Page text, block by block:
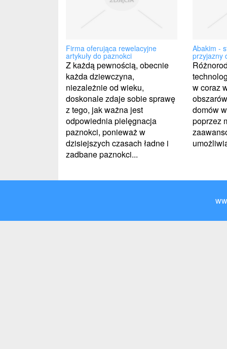
Firma oferująca rewelacyjne
artykuły do paznokci
Z każdą pewnością, obecnie
każda dziewczyna,
niezależnie od wieku,
doskonale zdaje sobie sprawę
z tego, jak ważna jest
odpowiednia pielęgnacja
paznokci, ponieważ w
dzisiejszych czasach ładne i
zadbane paznokci...
Abakim -
przyjazny
w coraz
domów
poprzez